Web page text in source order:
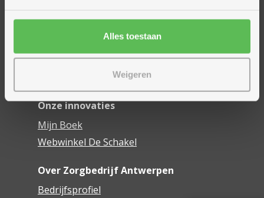
Alles toestaan
Weigeren
Dienstencentra
Woonzorgcentra
Financieel comfort
Onze innovaties
Mijn Boek
Webwinkel De Schakel
Over Zorgbedrijf Antwerpen
Bedrijfsprofiel